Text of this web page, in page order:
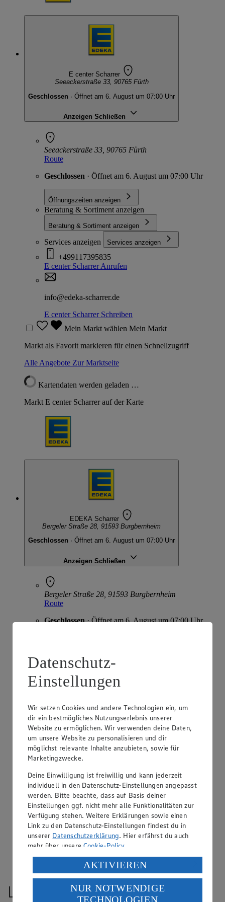
E center Scharrer
Seeackerstraße 33, 90765 Fürth
Geschlossen · Öffnet am 6. August um 07:00 Uhr
Anzeigen Schließen
Seeackerstraße 33, 90765 Fürth
Route
Geschlossen · Öffnet am 6. August um 07:00 Uhr
Öffnungszeiten anzeigen
Beratung & Sortiment anzeigen
Beratung & Sortiment anzeigen
Services anzeigen Services anzeigen
+499117395835
E center ScharrerAnrufen
info@edeka-scharrer.de
E center ScharrerSchreiben
Mein Markt wählen Mein Markt
Markt als Favorit markieren für einen Schnellzugriff
Alle Angebote Zur Marktseite
Kartendaten werden geladen …
Markt E center Scharrer auf der Karte
EDEKA Scharrer
Bergeler Straße 28, 91593 Burgbernheim
Geschlossen · Öffnet am 6. August um 07:00 Uhr
Anzeigen Schließen
Bergeler Straße 28, 91593 Burgbernheim
Route
Geschlossen· Öffnet am 6. August um 07:00 Uhr
Beratung & Sortiment anzeigen
Services anzeigen Services anzeigen
EDEKA Scharrer Anrufen
info@edeka-scharrer.de
EDEKA Scharrer
Mein Markt wählenMein Markt
Markt als Favorit markieren für einen Schnellzugriff
Alle Angebote Zur Marktseite
Kartendaten werden geladen …
Markt EDEKA Scharrer auf der Karte
Datenschutz-
Einstellungen
Wir setzen Cookies und andere Technologien ein, um
dir ein bestmögliches Nutzungserlebnis unserer
Website zu ermöglichen. Wir verwenden deine Daten,
um unsere Website zu personalisieren und dir
möglichst relevante Inhalte anzubieten, sowie für
Marketingzwecke.
Deine Einwilligung ist freiwillig und kann jederzeit
individuell in den Datenschutz-Einstellungen angepasst
werden. Bitte beachte, dass auf Basis deiner
Einstellungen ggf. nicht mehr alle Funktionalitäten zur
Verfügung stehen. Weitere Erklärungen sowie einen
Link zu den Datenschutz-Einstellungen findest du in
unserer Datenschutzerklärung. Hier erfährst du auch
mehr über unsereCookie-Policy.
Verarbeitung deiner personenbezogenen Daten in den
USA durch Facebook und YouTube:
Wenn du auf „Aktivieren“ klickst, willigst du im Sinne
des Art. 49 Abs. 1 Satz 1 lit. a) DSGVO ein, dass deine
AKTIVIEREN
NUR NOTWENDIGE
TECHNOLOGIEN